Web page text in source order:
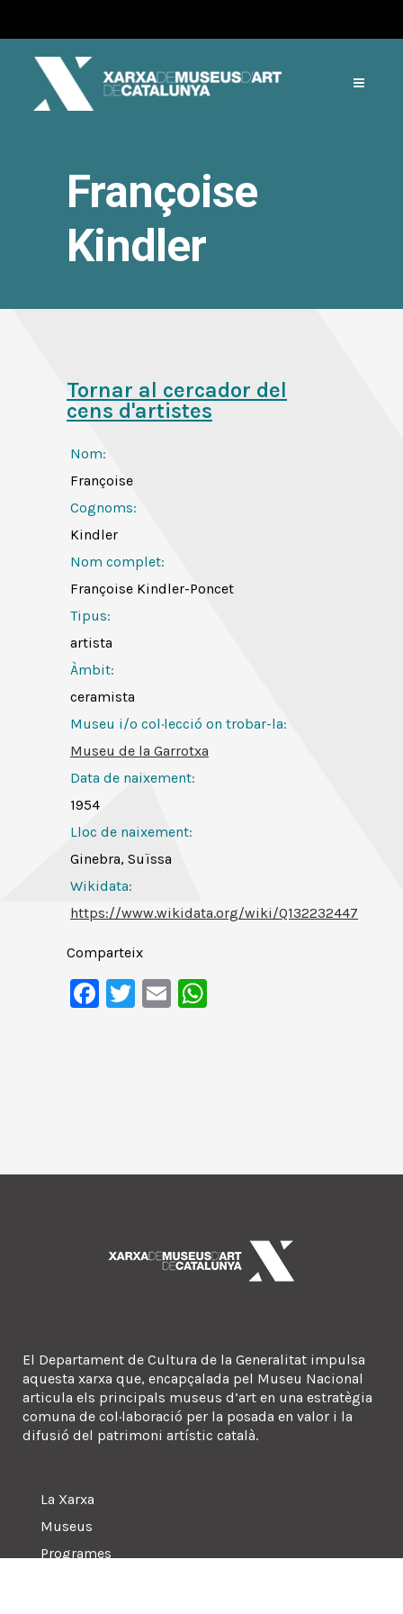
Françoise
Kindler
Tornar al cercador del
cens d'artistes
Nom:
Françoise
Cognoms:
Kindler
Nom complet:
Françoise Kindler-Poncet
Tipus:
artista
Àmbit:
ceramista
Museu i/o col·lecció on trobar-la:
Museu de la Garrotxa
Data de naixement:
1954
Lloc de naixement:
Ginebra, Suïssa
Wikidata:
https://www.wikidata.org/wiki/Q132232447
Comparteix
Facebook
Twitter
Email
El Departament de Cultura de la Generalitat impulsa
aquesta xarxa que, encapçalada pel Museu Nacional
articula els principals museus d’art en una estratègia
comuna de col·laboració per la posada en valor i la
difusió del patrimoni artístic català.
La Xarxa
Museus
Programes